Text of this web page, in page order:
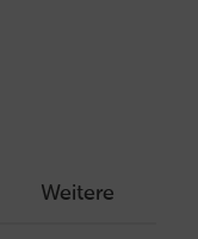
Weitere